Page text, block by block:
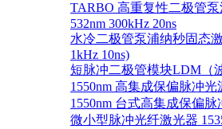
TARBO 高重复性二极管
532nm 300kHz 20ns
水冷二极管泵浦纳秒固态
1kHz 10ns)
短脉冲二极管模块LDM（
1550nm 高集成保偏脉冲
1550nm 台式高集成保偏脉
微小型脉冲光纤激光器